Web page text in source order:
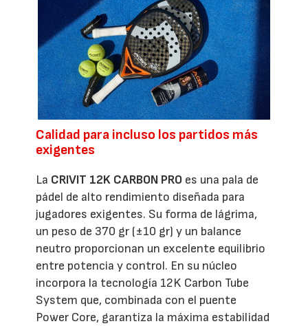
Calidad para incluso los partidos más
exigentes
La CRIVIT 12K CARBON PRO es una pala de
pádel de alto rendimiento diseñada para
jugadores exigentes. Su forma de lágrima,
un peso de 370 gr (±10 gr) y un balance
neutro proporcionan un excelente equilibrio
entre potencia y control. En su núcleo
incorpora la tecnología 12K Carbon Tube
System que, combinada con el puente
Power Core, garantiza la máxima estabilidad